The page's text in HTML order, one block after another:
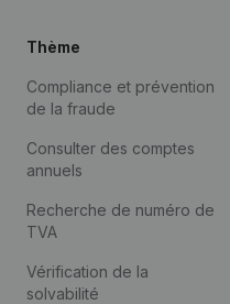
Thème
Compliance et prévention
de la fraude
Consulter des comptes
annuels
Recherche de numéro de
TVA
Vérification de la
solvabilité